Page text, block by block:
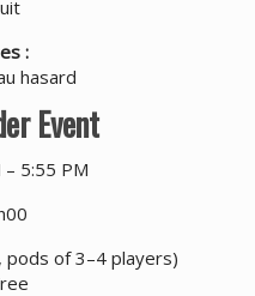
:
hasard
Event
5:55 PM
pods of 3–4 players)